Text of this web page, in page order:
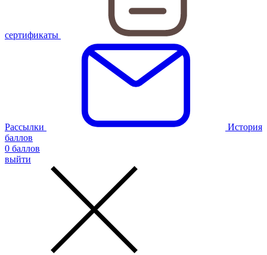
сертификаты
Рассылки
История
баллов
0 баллов
выйти